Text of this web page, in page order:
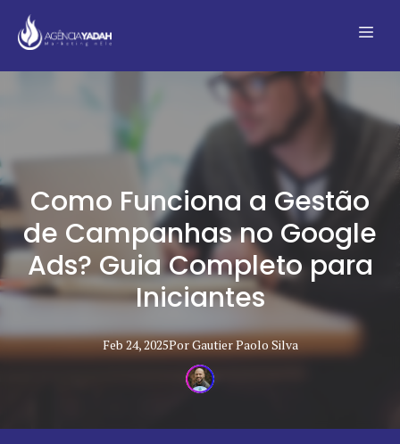
Como Funciona a Gestão
de Campanhas no Google
Ads? Guia Completo para
Iniciantes
Feb 24, 2025PorGautier Paolo Silva